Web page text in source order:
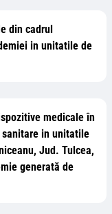
din cadrul
in unitatile de
medicale în
in unitatile
Jud. Tulcea,
generată de